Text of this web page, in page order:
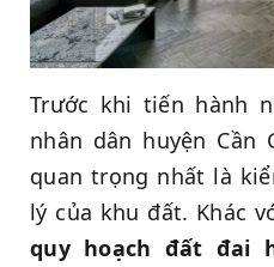
Trước khi tiến hành
nhân dân huyện Cần
quan trọng nhất là
lý của khu đất. Khác
quy hoạch đất đai